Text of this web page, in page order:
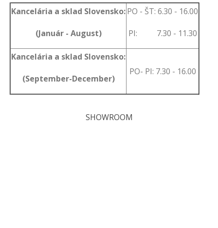
Kancelária a sklad Slovensko:
(Január - August)
PO - ŠT: 6.30 - 16.00
PI: 7.30 - 11.30
Kancelária a sklad Slovensko:
(September-December)
PO- PI: 7.30 - 16.00
SHOWROOM